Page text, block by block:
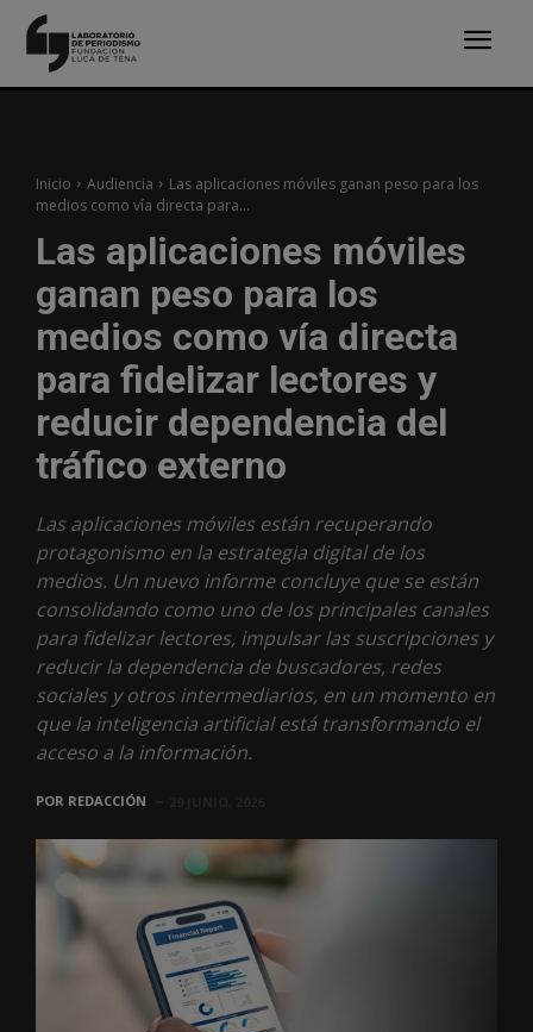
Inicio Audiencia
Las aplicaciones móviles ganan peso para los
medios como vía directa para...
Las aplicaciones móviles
ganan peso para los
medios como vía directa
para fidelizar lectores y
reducir dependencia del
tráfico externo
Las aplicaciones móviles están recuperando
protagonismo en la estrategia digital de los
medios. Un nuevo informe concluye que se están
consolidando como uno de los principales canales
para fidelizar lectores, impulsar las suscripciones y
reducir la dependencia de buscadores, redes
sociales y otros intermediarios, en un momento en
que la inteligencia artificial está transformando el
acceso a la información.
POR REDACCIÓN